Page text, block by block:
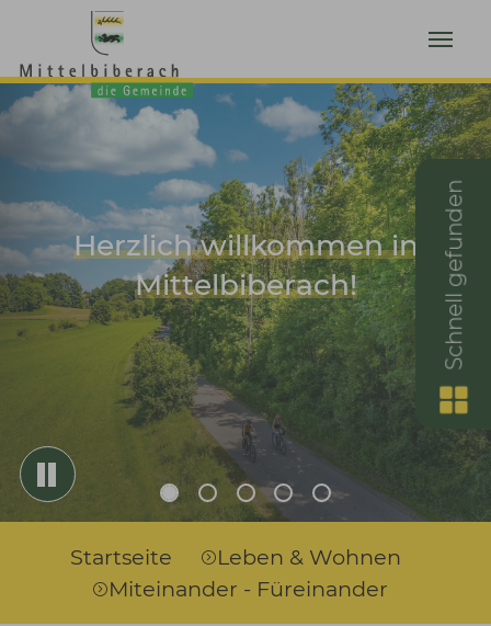
Zum Hauptinhalt springen
Herzlich willkommen in
Mittelbiberach!
Schnell gefunden
Startseite
Leben & Wohnen
Miteinander - Füreinander